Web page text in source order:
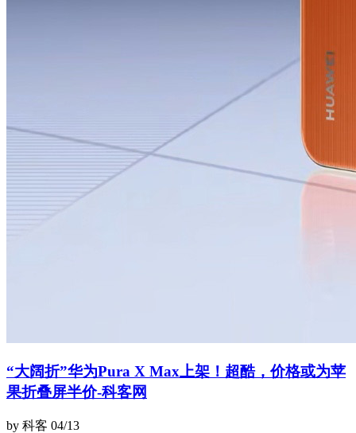
“大阔折”华为Pura X Max上架！超酷，价格或为苹
果折叠屏半价-科客网
by 科客 04/13